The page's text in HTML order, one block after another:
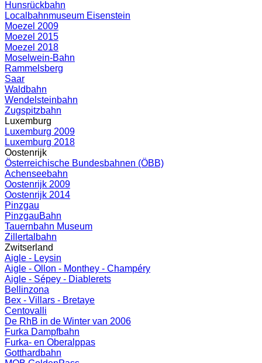
Hunsrückbahn
Localbahnmuseum Eisenstein
Moezel 2009
Moezel 2015
Moezel 2018
Moselwein-Bahn
Rammelsberg
Saar
Waldbahn
Wendelsteinbahn
Zugspitzbahn
Luxemburg
Luxemburg 2009
Luxemburg 2018
Oostenrijk
Österreichische Bundesbahnen (ÖBB)
Achenseebahn
Oostenrijk 2009
Oostenrijk 2014
Pinzgau
PinzgauBahn
Tauernbahn Museum
Zillertalbahn
Zwitserland
Aigle - Leysin
Aigle - Ollon - Monthey - Champéry
Aigle - Sépey - Diablerets
Bellinzona
Bex - Villars - Bretaye
Centovalli
De RhB in de Winter van 2006
Furka Dampfbahn
Furka- en Oberalppas
Gotthardbahn